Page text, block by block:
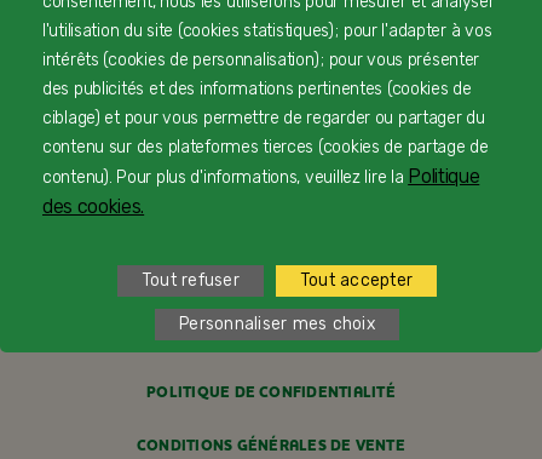
CONTACTEZ-NOUS
PAIEMENT SÉCURISÉ
PROFESSIONNELS DE SANTÉ
MENTIONS LÉGALES
POLITIQUE COOKIES
POLITIQUE DE CONFIDENTIALITÉ
CONDITIONS GÉNÉRALES DE VENTE
l'utilisation du site (cookies statistiques) ; pour l'adapter à vos
intérêts (cookies de personnalisation) ; pour vous présenter
des publicités et des informations pertinentes (cookies de
ciblage) et pour vous permettre de regarder ou partager du
contenu sur des plateformes tierces (cookies de partage de
contenu). Pour plus d'informations, veuillez lire la Politique
des cookies.
Tout refuser Tout accepter
Personnaliser mes choix